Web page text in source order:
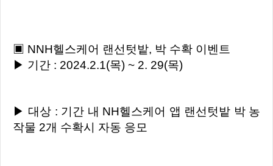
▣ NNH헬스케어 랜선텃밭, 박 수확 이벤트
▶ 기간 : 2024.2.1(목) ~ 2. 29(목)
▶ 대상 : 기간 내 NH헬스케어 앱 랜선텃밭 박 농
작물 2개 수확시 자동 응모